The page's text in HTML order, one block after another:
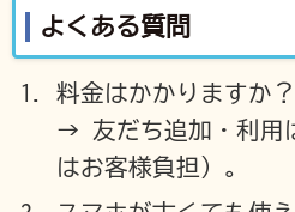
よくある質問
料金はかかりますか？
→ 友だち追加・利用
はお客様負担）。